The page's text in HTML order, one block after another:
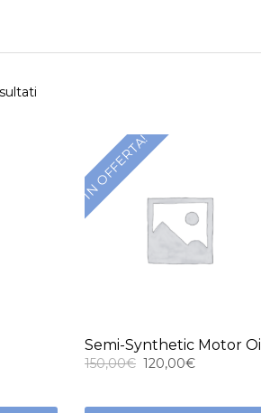
IN OFFERTA!
Semi-Synthetic Motor Oil
150,00€ Il120,00€Il